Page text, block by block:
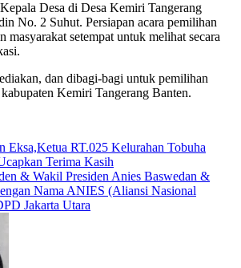
Desa di Desa Kemiri Tangerang
No. 2 Suhut. Persiapan acara pemilihan
masyarakat setempat untuk melihat secara
dan dibagi-bagi untuk pemilihan
Kemiri Tangerang Banten.
RT.025 Kelurahan Tobuha
Terima Kasih
& Wakil Presiden Anies Baswedan &
Nama ANIES (Aliansi Nasional
Jakarta Utara